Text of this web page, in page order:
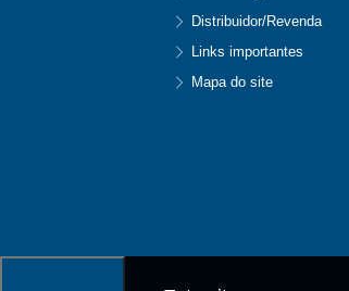
Distribuidor/Revenda
Links importantes
Mapa do site